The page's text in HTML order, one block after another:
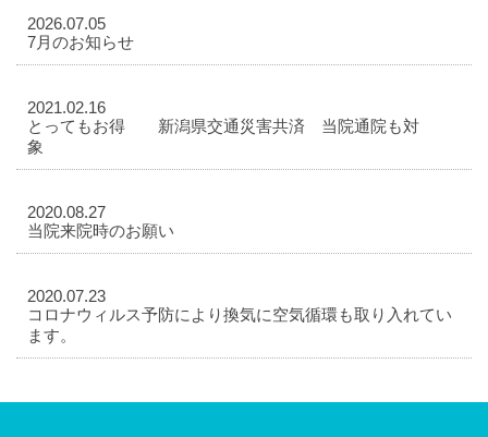
2026.07.05
7月のお知らせ
2021.02.16
とってもお得 新潟県交通災害共済 当院通院も対
象
2020.08.27
当院来院時のお願い
2020.07.23
コロナウィルス予防により換気に空気循環も取り入れてい
ます。